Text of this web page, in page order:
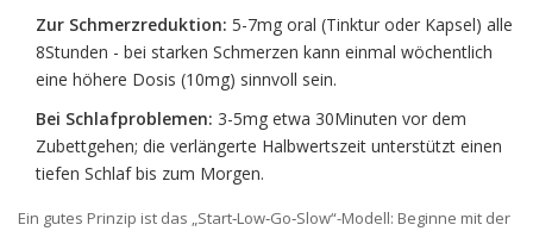
Zur Schmerzreduktion: 5-7mg oral (Tinktur oder Kapsel) alle
8Stunden - bei starken Schmerzen kann einmal wöchentlich
eine höhere Dosis (10mg) sinnvoll sein.
Bei Schlafproblemen: 3-5mg etwa 30Minuten vor dem
Zubettgehen; die verlängerte Halbwertszeit unterstützt einen
tiefen Schlaf bis zum Morgen.
Ein gutes Prinzip ist das „Start‑Low‑Go‑Slow“-Modell: Beginne mit der